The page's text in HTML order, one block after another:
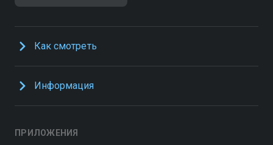
Как смотреть
Информация
ПРИЛОЖЕНИЯ